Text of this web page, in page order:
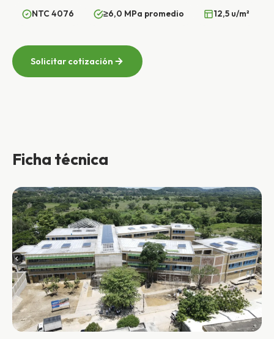
NTC 4076 ≥6,0 MPa promedio 12,5 u/m²
Solicitar cotización
Ficha técnica